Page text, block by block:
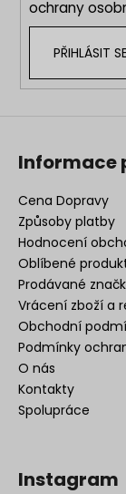
ochrany
PŘIHLÁSIT SE
Informace
Cena Dopravy
Způsoby platby
Hodnocení
Oblíbené
Prodávané
Vrácení zboží a
Obchodní
Podmínky
O nás
Kontakty
Spolupráce
Instagram